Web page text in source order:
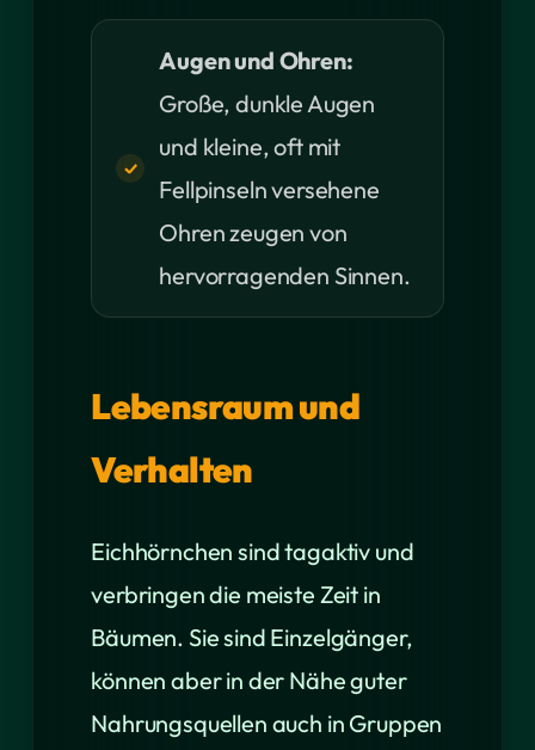
Augen und Ohren:
Große, dunkle Augen
und kleine, oft mit
Fellpinseln versehene
Ohren zeugen von
hervorragenden Sinnen.
Lebensraum und
Verhalten
Eichhörnchen sind tagaktiv und
verbringen die meiste Zeit in
Bäumen. Sie sind Einzelgänger,
können aber in der Nähe guter
Nahrungsquellen auch in Gruppen